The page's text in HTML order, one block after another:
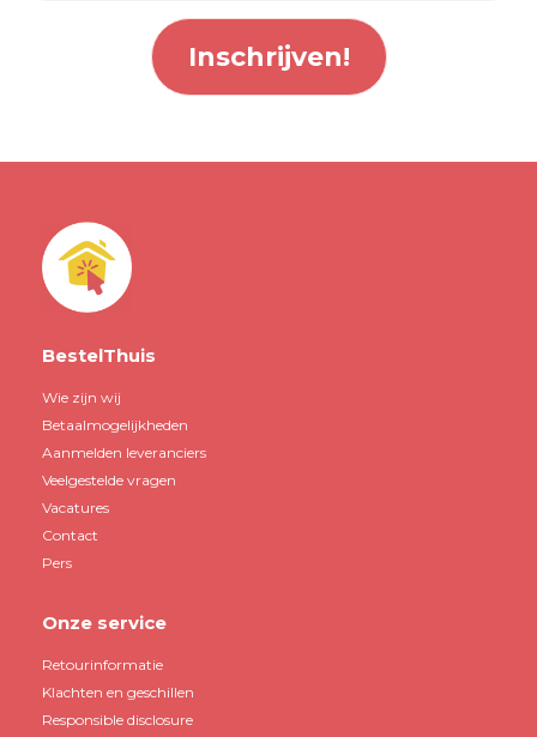
Inschrijven!
BestelThuis
Wie zijn wij
Betaalmogelijkheden
Aanmelden leveranciers
Veelgestelde vragen
Vacatures
Contact
Pers
Onze service
Retourinformatie
Klachten en geschillen
Responsible disclosure